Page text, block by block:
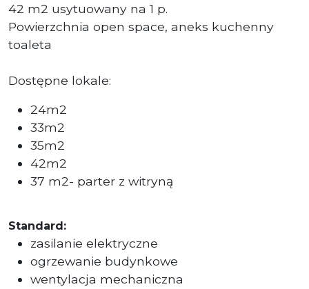
42 m2 usytuowany na 1 p.
Powierzchnia open space, aneks kuchenny
toaleta
Dostępne lokale:
24m2
33m2
35m2
42m2
37 m2- parter z witryną
Standard:
zasilanie elektryczne
ogrzewanie budynkowe
wentylacja mechaniczna